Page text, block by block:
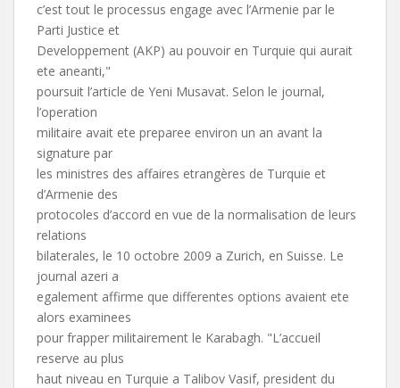
c’est tout le processus engage avec l’Armenie par le
Parti Justice et
Developpement (AKP) au pouvoir en Turquie qui aurait
ete aneanti,"
poursuit l’article de Yeni Musavat. Selon le journal,
l’operation
militaire avait ete preparee environ un an avant la
signature par
les ministres des affaires etrangères de Turquie et
d’Armenie des
protocoles d’accord en vue de la normalisation de leurs
relations
bilaterales, le 10 octobre 2009 a Zurich, en Suisse. Le
journal azeri a
egalement affirme que differentes options avaient ete
alors examinees
pour frapper militairement le Karabagh. "L’accueil
reserve au plus
haut niveau en Turquie a Talibov Vasif, president du